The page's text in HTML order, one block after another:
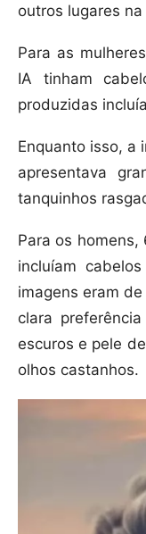
outros lugares
Para as
IA tinham
produzidas
Enquanto isso, a
apresentava
tanquinhos
Para os homens,
incluíam
imagens eram
clara
escuros e pele
olhos castanhos.